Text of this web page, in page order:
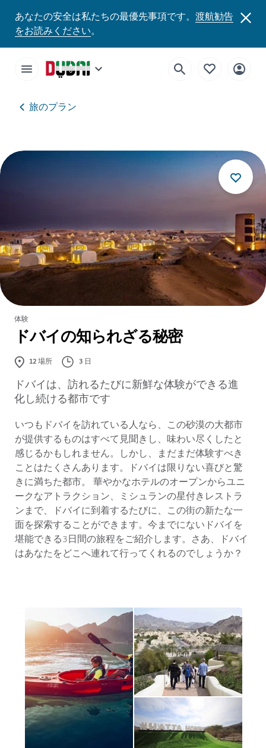
あなたの安全は私たちの最優先事項です。 渡航勧告
をお読みください。
旅のプラン
体験
ドバイの知られざる秘密
12場所 3 日
ドバイは、訪れるたびに新鮮な体験ができる進
化し続ける都市です
いつもドバイを訪れている人なら、この砂漠の大都市
が提供するものはすべて見聞きし、味わい尽くしたと
感じるかもしれません。しかし、まだまだ体験すべき
ことはたくさんあります。ドバイは限りない喜びと驚
きに満ちた都市。 華やかなホテルのオープンからユニ
ークなアトラクション、ミシュランの星付きレストラ
ンまで、ドバイに到着するたびに、この街の新たな一
面を探索することができます。今までにないドバイを
堪能できる3日間の旅程をご紹介します。さあ、ドバイ
はあなたをどこへ連れて行ってくれるのでしょうか？